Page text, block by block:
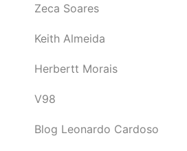
Zeca Soares
Keith Almeida
Herbertt Morais
V98
Blog Leonardo Cardoso